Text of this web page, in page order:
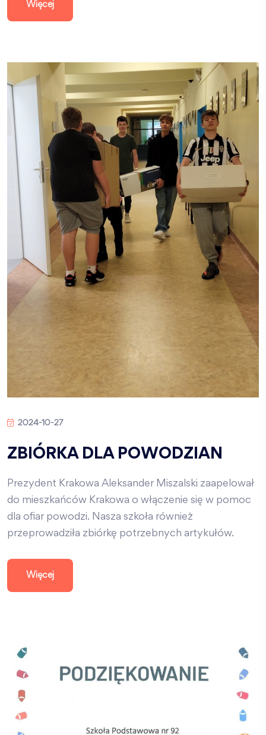
Więcej
2024-10-27
ZBIÓRKA DLA POWODZIAN
Prezydent Krakowa Aleksander Miszalski zaapelował
do mieszkańców Krakowa o włączenie się w pomoc
dla ofiar powodzi. Nasza szkoła również
przeprowadziła zbiórkę potrzebnych artykułów.
Więcej